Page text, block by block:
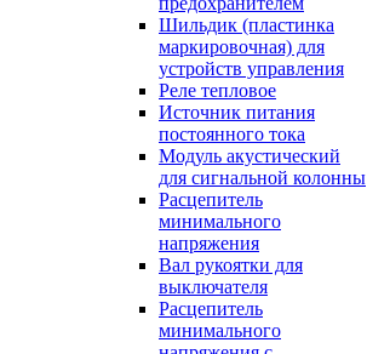
Шильдик (пластинка
маркировочная) для
устройств управления
Реле тепловое
Источник питания
постоянного тока
Модуль акустический
для сигнальной колонны
Расцепитель
минимального
напряжения
Вал рукоятки для
выключателя
Расцепитель
минимального